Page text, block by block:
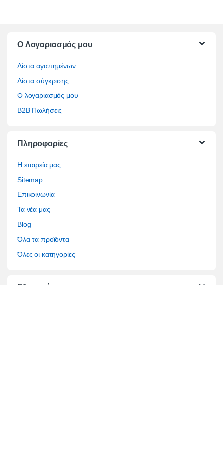
O Λογαριασμός μου
Λίστα αγαπημένων
Λίστα σύγκρισης
Ο λογαριασμός μου
B2B Πωλήσεις
Πληροφορίες
Η εταιρεία μας
Sitemap
Επικοινωνία
Τα νέα μας
Blog
Όλα τα προϊόντα
Όλες οι κατηγορίες
Εξυπηρέτηση